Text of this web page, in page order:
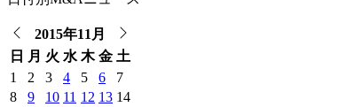
2015年11月
日
月 火 水 木 金 土
1
2 3 4 5 6
7
8
9 10 11 12 13 14